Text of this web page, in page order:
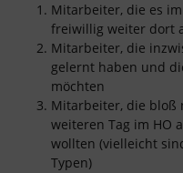
Mitarbeiter, die es
freiwillig weiter dort
Mitarbeiter, die
gelernt haben und
möchten
Mitarbeiter, die bloß
weiteren Tag im HO
wollten (vielleicht
Typen)